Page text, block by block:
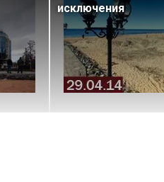
исключения